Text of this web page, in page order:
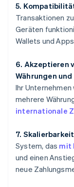
5.
Transaktionen
Geräten
Wallets und
6. Akzeptieren
Währungen
Ihr
mehrere
internationale
7.
System, das mit
und einen
neue